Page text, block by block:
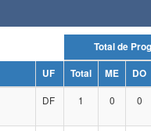
UF Total ME DO
DF 1 0 0